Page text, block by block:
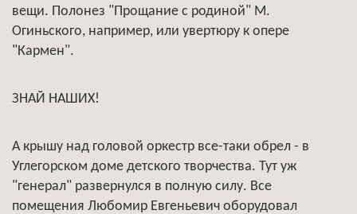
вещи. Полонез "Прощание с родиной" М.
Огиньского, например, или увертюру к опере
"Кармен".
ЗНАЙ НАШИХ!
А крышу над головой оркестр все-таки обрел - в
Углегорском доме детского творчества. Тут уж
"генерал" развернулся в полную силу. Все
помещения Любомир Евгеньевич оборудовал